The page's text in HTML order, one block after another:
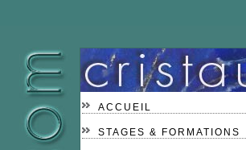
ACCUEIL
STAGES & FORMATIONS